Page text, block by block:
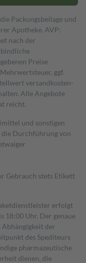
Packungsbeilage und
Apotheke. AVP:
nach der
Preise
ggf.
versand­kosten­
Alle Angebote
reicht.
und sonstigen
Durchführung von
Gebrauch stets Etikett
erfolgt
18:00 Uhr. Der genaue
Abhängigkeit der
des Spediteurs
pharmazeutische
dienen, die